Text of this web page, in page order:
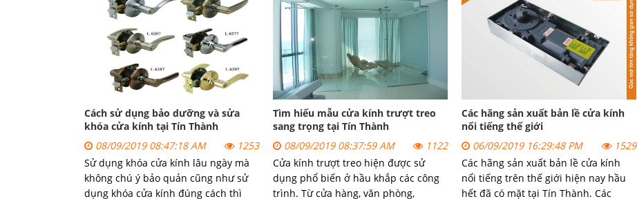
tân tiến, sang trọng trong cuộc sống
hiện nay.
cư… Vậy cửa nhôm kính có đặc điểm
cấu tạo như thế nào lại được sử dụng
rộng rãi như vậy?
tiền.Tín Thành xin gửi tới quý khách
những thông tin cần biết về dòng cửa
lùa nhôm kính.
Cách sử dụng bảo dưỡng và sửa
khóa cửa kính tại Tín Thành
08/09/2019 08:47:18 AM
1253
Sử dụng khóa cửa kính lâu ngày mà
không chú ý bảo quản cũng như sử
dụng khóa cửa kính đúng cách thì
Tìm hiểu mẫu cửa kính trượt treo
sang trọng tại Tín Thành
08/09/2019 08:37:59 AM
1122
Cửa kính trượt treo hiện được sử
dụng phổ biến ở hầu khắp các công
trình. Từ cửa hàng, văn phòng,
Các hãng sản xuất bản lề cửa kính
nổi tiếng thế giới
06/09/2019 16:29:48 PM
1529
Các hãng sản xuất bản lề cửa kính
nổi tiếng trên thế giới hiện nay hầu
hết đã có mặt tại Tín Thành. Các